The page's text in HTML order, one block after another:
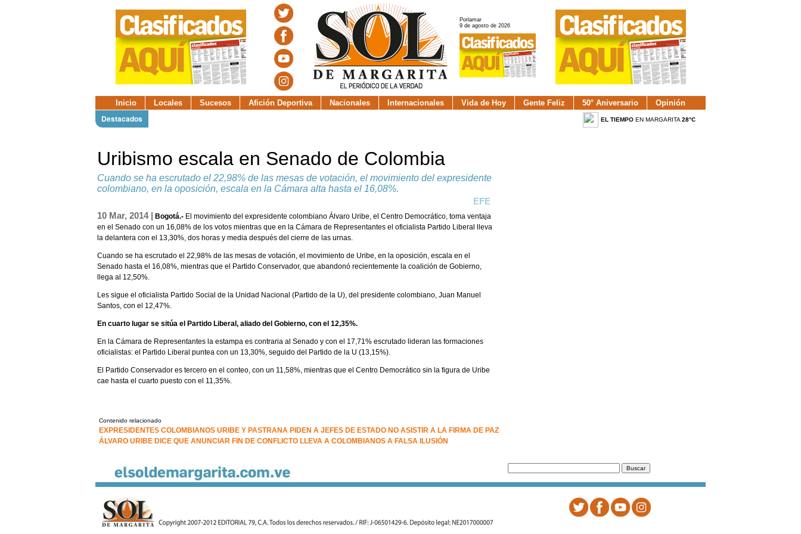
Porlamar
9 de agosto de 2026
Inicio Locales Sucesos Afición Deportiva Nacionales Internacionales Vida de Hoy Gente Feliz 50° Aniversario Opinión
Destacados EL TIEMPOEN MARGARITA 28°C
Uribismo escala en Senado de Colombia
Cuando se ha escrutado el 22,98% de las mesas de votación, el movimiento del expresidente
colombiano, en la oposición, escala en la Cámara alta hasta el 16,08%.
EFE
10 Mar, 2014 | Bogotá.- El movimiento del expresidente colombiano Álvaro Uribe, el Centro Democrático, toma ventaja
en el Senado con un 16,08% de los votos mientras que en la Cámara de Representantes el oficialista Partido Liberal lleva
la delantera con el 13,30%, dos horas y media después del cierre de las urnas.
Cuando se ha escrutado el 22,98% de las mesas de votación, el movimiento de Uribe, en la oposición, escala en el
Senado hasta el 16,08%, mientras que el Partido Conservador, que abandonó recientemente la coalición de Gobierno,
llega al 12,50%.
Les sigue el oficialista Partido Social de la Unidad Nacional (Partido de la U), del presidente colombiano, Juan Manuel
Santos, con el 12,47%.
En cuarto lugar se sitúa el Partido Liberal, aliado del Gobierno, con el 12,35%.
En la Cámara de Representantes la estampa es contraria al Senado y con el 17,71% escrutado lideran las formaciones
oficialistas: el Partido Liberal puntea con un 13,30%, seguido del Partido de la U (13,15%).
El Partido Conservador es tercero en el conteo, con un 11,58%, mientras que el Centro Democrático sin la figura de Uribe
cae hasta el cuarto puesto con el 11,35%.
Contenido relacionado
EXPRESIDENTES COLOMBIANOS URIBE Y PASTRANA PIDEN A JEFES DE ESTADO NO ASISTIR A LA FIRMA DE PAZ
ÁLVARO URIBE DICE QUE ANUNCIAR FIN DE CONFLICTO LLEVA A COLOMBIANOS A FALSA ILUSIÓN